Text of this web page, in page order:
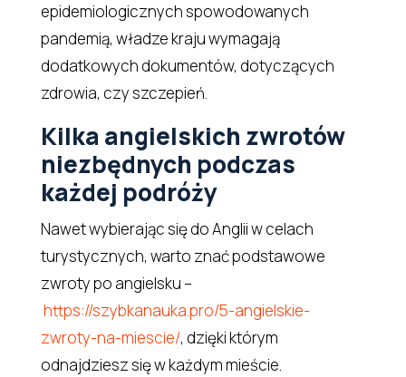
epidemiologicznych spowodowanych
pandemią, władze kraju wymagają
dodatkowych dokumentów, dotyczących
zdrowia, czy szczepień.
Kilka angielskich zwrotów
niezbędnych podczas
każdej podróży
Nawet wybierając się do Anglii w celach
turystycznych, warto znać podstawowe
zwroty po angielsku –
https://szybkanauka.pro/5-angielskie-
zwroty-na-miescie/, dzięki którym
odnajdziesz się w każdym mieście.